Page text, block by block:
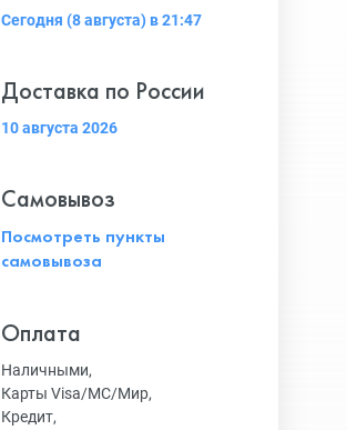
Сегодня (8 августа) в 21:47
Доставка по России
10 августа 2026
Самовывоз
Посмотреть пункты
самовывоза
Оплата
Наличными,
Карты Visa/MC/Мир,
Кредит,